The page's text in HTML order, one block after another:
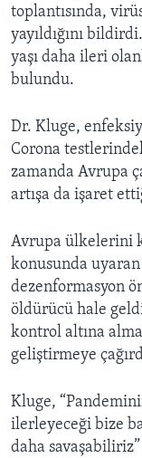
toplantısında,
yayıldığını
yaşı daha ileri
bulundu.
Dr. Kluge,
Corona
zamanda Avrupa
artışa da işaret
Avrupa ülkelerini
konusunda
dezenformasyon
öldürücü hale
kontrol altına
geliştirmeye
Kluge,
ilerleyeceği bize
daha